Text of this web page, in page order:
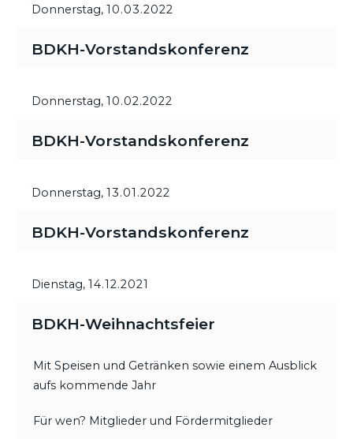
Donnerstag, 10.03.2022
BDKH-Vorstandskonferenz
Donnerstag, 10.02.2022
BDKH-Vorstandskonferenz
Donnerstag, 13.01.2022
BDKH-Vorstandskonferenz
Dienstag, 14.12.2021
BDKH-Weihnachtsfeier
Mit Speisen und Getränken sowie einem Ausblick
aufs kommende Jahr
Für wen? Mitglieder und Fördermitglieder